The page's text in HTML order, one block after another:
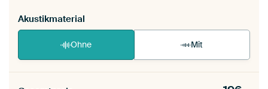
Akustikmaterial
Ohne Mit